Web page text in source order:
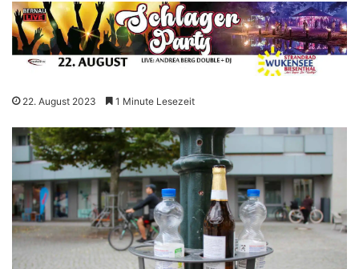
22. August 2023 1 Minute Lesezeit